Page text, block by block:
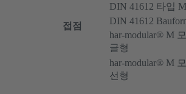
접점
DIN 41612 타입
DIN 41612
har-modular® M
글형
har-modular® M
선형